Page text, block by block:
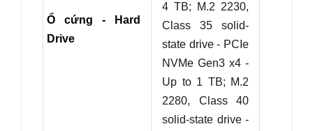
Ổ cứng - Hard
Drive
4 TB;
M.2 2230,
Class 35 solid-
state drive - PCIe
NVMe Gen3 x4 -
Up to 1 TB; M.2
2280, Class 40
solid-state drive -